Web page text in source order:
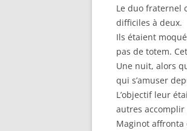
Le duo fraternel
difficiles à deux.
Ils étaient
pas de totem.
Une nuit, alors
qui s’amuser
L’objectif leur
autres
Maginot affronta